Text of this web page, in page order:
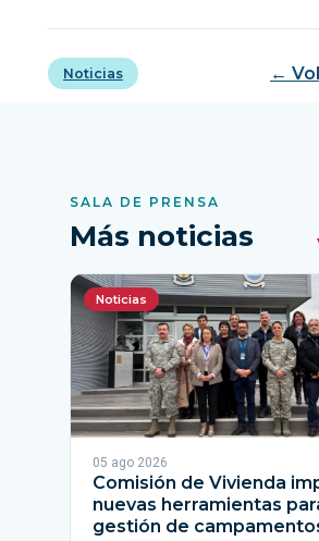
Noticias ←
SALA DE PRENSA
Más noticias
Noticias
05 ago 2026
Comisión de Vivienda
nuevas herramientas
gestión de